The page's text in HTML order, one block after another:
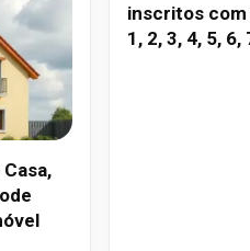
inscritos com
1, 2, 3, 4, 5, 6,